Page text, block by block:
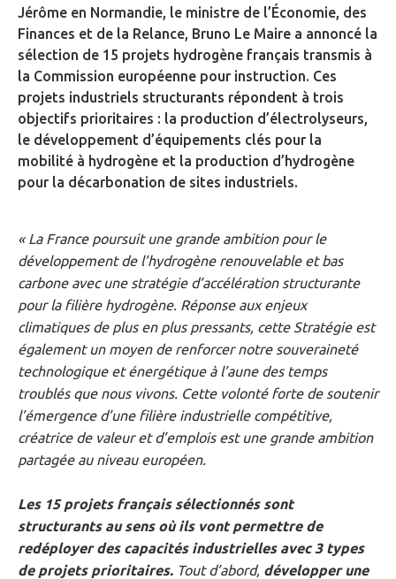
Jérôme en Normandie, le ministre de l’Économie, des
Finances et de la Relance, Bruno Le Maire a annoncé la
sélection de 15 projets hydrogène français transmis à
la Commission européenne pour instruction. Ces
projets industriels structurants répondent à trois
objectifs prioritaires : la production d’électrolyseurs,
le développement d’équipements clés pour la
mobilité à hydrogène et la production d’hydrogène
pour la décarbonation de sites industriels.
« La France poursuit une grande ambition pour le
développement de l’hydrogène renouvelable et bas
carbone avec une stratégie d’accélération structurante
pour la filière hydrogène. Réponse aux enjeux
climatiques de plus en plus pressants, cette Stratégie est
également un moyen de renforcer notre souveraineté
technologique et énergétique à l’aune des temps
troublés que nous vivons. Cette volonté forte de soutenir
l’émergence d’une filière industrielle compétitive,
créatrice de valeur et d’emplois est une grande ambition
partagée au niveau européen.
Les 15 projets français sélectionnés sont
structurants au sens où ils vont permettre de
redéployer des capacités industrielles avec 3 types
de projets prioritaires. Tout d’abord, développer une